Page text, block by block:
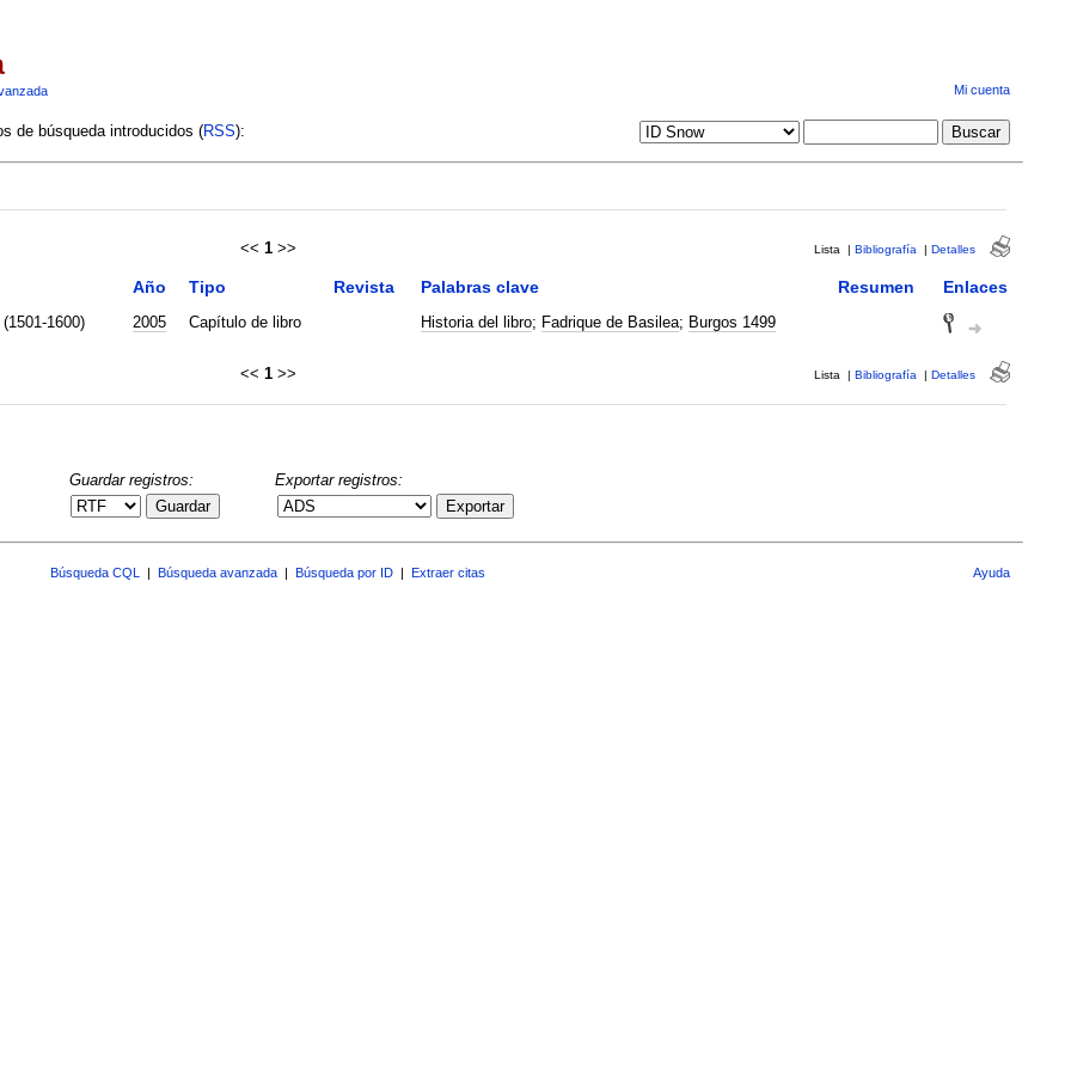
Mi cuenta
de búsqueda introducidos (RSS):
<< 1 >> Lista | Bibliografía | Detalles
Año Tipo Revista Palabras clave Resumen Enlaces
1600) 2005 Capítulo de libro Historia del libro; Fadrique de Basilea; Burgos 1499
<< 1 >> Lista | Bibliografía | Detalles
Guardar registros:
Guardar
Exportar registros:
Exportar
Búsqueda CQL Búsqueda avanzada Búsqueda por ID Extraer citas Ayuda